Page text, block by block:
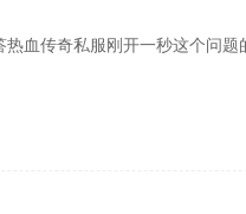
血传奇私服刚开一秒这个问